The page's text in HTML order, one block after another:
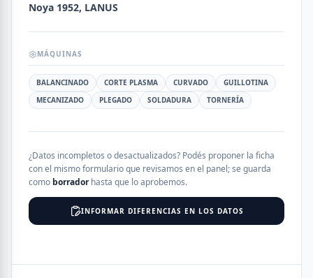
Noya 1952, LANUS
MÁQUINAS
BALANCINADO CORTE PLASMA CURVADO
GUILLOTINA
MECANIZADO
PLEGADO SOLDADURA TORNERÍA
¿Datos incompletos o desactualizados? Podés proponer la ficha
con el mismo formulario que revisamos en el panel; se guarda
como borradorhasta que lo aprobemos.
INFORMAR DIFERENCIAS EN LOS DATOS